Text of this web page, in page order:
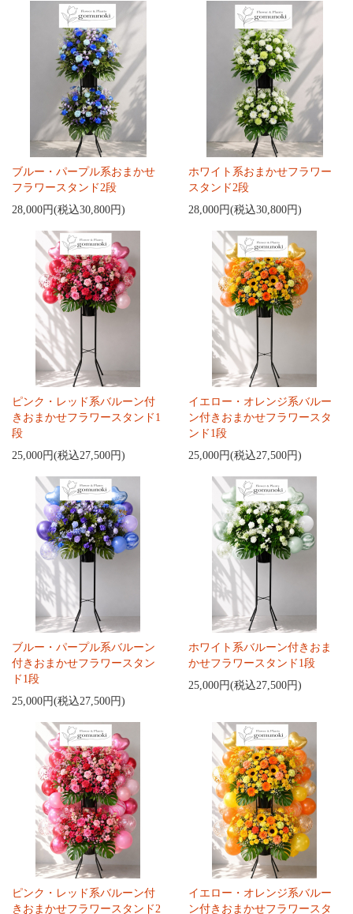
ブルー・パープル系おまかせ
フラワースタンド2段
28,000円(税込30,800円)
ホワイト系おまかせフラワー
スタンド2段
28,000円(税込30,800円)
ピンク・レッド系バルーン付
きおまかせフラワースタンド1
段
25,000円(税込27,500円)
イエロー・オレンジ系バルー
ン付きおまかせフラワースタ
ンド1段
25,000円(税込27,500円)
ブルー・パープル系バルーン
付きおまかせフラワースタン
ド1段
25,000円(税込27,500円)
ホワイト系バルーン付きおま
かせフラワースタンド1段
25,000円(税込27,500円)
ピンク・レッド系バルーン付
きおまかせフラワースタンド2
イエロー・オレンジ系バルー
ン付きおまかせフラワースタ